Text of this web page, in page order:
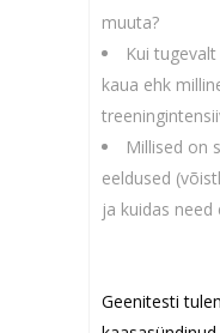
muuta?
Kui
kaua ehk
Millised on
eeldused
ja kuidas
Geenitesti